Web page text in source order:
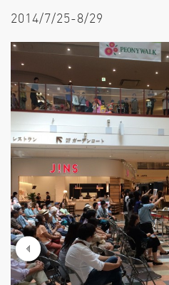
2014/7/25-8/29